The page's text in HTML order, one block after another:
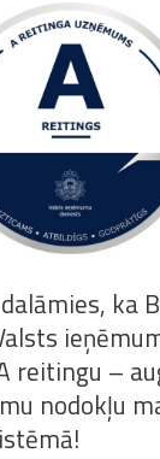
ka
reitingu –
nodokļu